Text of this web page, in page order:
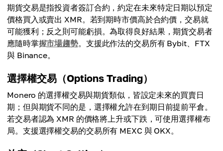
期貨交易是指投資者簽訂合約，約定在未來特定日期以預定
價格買入或賣出 XMR。若到期時市價高於合約價，交易就
可能獲利；反之則可能虧損。為取得良好結果，期貨交易者
應隨時掌握市場趨勢。支援此作法的交易所有 Bybit、FTX
與 Binance。
選擇權交易（Options Trading）
Monero 的選擇權交易與期貨類似，皆設定未來的買賣日
期；但與期貨不同的是，選擇權允許在到期日前提前平倉。
若交易者認為 XMR 的價格將上升或下跌，可使用選擇權布
局。支援選擇權交易的交易所有 MEXC 與 OKX。